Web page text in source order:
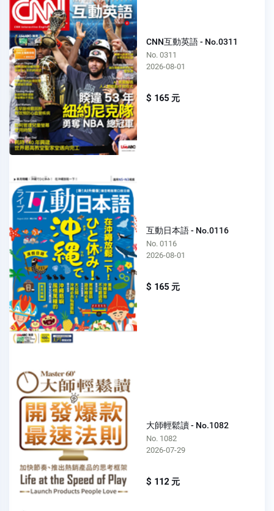
CNN互動英語 - No.0311
No. 0311
2026-08-01
$ 165 元
互動日本語 - No.0116
No. 0116
2026-08-01
$ 165 元
大師輕鬆讀 - No.1082
No. 1082
2026-07-29
$ 112 元